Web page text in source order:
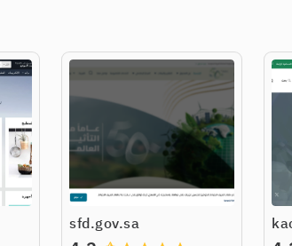
sfd.gov.sa